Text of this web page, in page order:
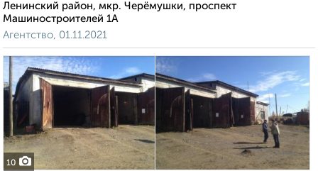
Ленинский район, мкр. Черёмушки, проспект
Машиностроителей 1А
Агентство, 01.11.2021
10